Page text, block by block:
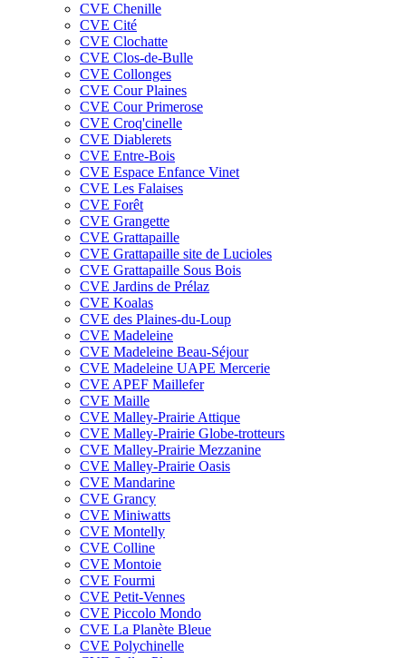
CVE Chenille
CVE Cité
CVE Clochatte
CVE Clos-de-Bulle
CVE Collonges
CVE Cour Plaines
CVE Cour Primerose
CVE Croq'cinelle
CVE Diablerets
CVE Entre-Bois
CVE Espace Enfance Vinet
CVE Les Falaises
CVE Forêt
CVE Grangette
CVE Grattapaille
CVE Grattapaille site de Lucioles
CVE Grattapaille Sous Bois
CVE Jardins de Prélaz
CVE Koalas
CVE des Plaines-du-Loup
CVE Madeleine
CVE Madeleine Beau-Séjour
CVE Madeleine UAPE Mercerie
CVE APEF Maillefer
CVE Maille
CVE Malley-Prairie Attique
CVE Malley-Prairie Globe-trotteurs
CVE Malley-Prairie Mezzanine
CVE Malley-Prairie Oasis
CVE Mandarine
CVE Grancy
CVE Miniwatts
CVE Montelly
CVE Colline
CVE Montoie
CVE Fourmi
CVE Petit-Vennes
CVE Piccolo Mondo
CVE La Planète Bleue
CVE Polychinelle